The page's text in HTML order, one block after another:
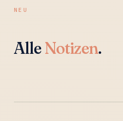
NEU
AlleNotizen.